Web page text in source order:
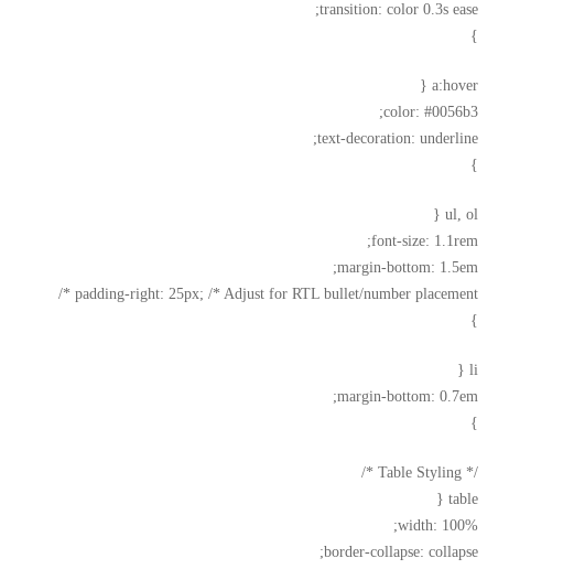
transition: color 0.3s ease;
}
a:hover {
color: #0056b3;
text-decoration: underline;
}
ul, ol {
font-size: 1.1rem;
margin-bottom: 1.5em;
padding-right: 25px; /* Adjust for RTL bullet/number placement */
}
li {
margin-bottom: 0.7em;
}
/* Table Styling */
table {
width: 100%;
border-collapse: collapse;